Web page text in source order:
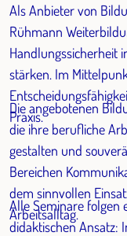
Als Anbieter von
Rühmann
Handlungssicherheit
stärken. Im
Praxis.
Die angebotenen
die ihre berufliche
gestalten und
Bereichen
dem sinnvollen
Arbeitsalltag.
Alle Seminare folgen
didaktischen Ansatz: